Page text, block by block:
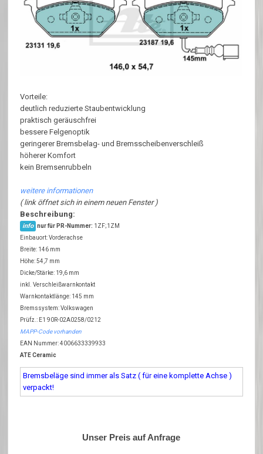
Vorteile:
deutlich reduzierte Staubentwicklung
praktisch geräuschfrei
bessere Felgenoptik
geringerer Bremsbelag- und Bremsscheibenverschleiß
höherer Komfort
kein Bremsenrubbeln
weitere informationen
( link öffnet sich in einem neuen Fenster )
Beschreibung:
info nur für PR-Nummer: 1ZF;1ZM
Einbauort: Vorderachse
Breite: 146 mm
Höhe: 54,7 mm
Dicke/Stärke: 19,6 mm
inkl. Verschleißwarnkontakt
Warnkontaktlänge: 145 mm
Bremssystem: Volkswagen
Prüfz.: E1 90R-02A0258/0212
MAPP-Code vorhanden
EAN Nummer: 4006633339933
ATE Ceramic
Bremsbeläge sind immer als Satz ( für eine komplette Achse )
verpackt!
Unser Preis auf Anfrage